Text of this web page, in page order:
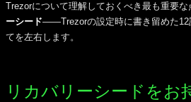
Trezorについて理解しておくべき最も重要な
ーシード――Trezorの設定時に書き留めた12
てを左右します。
リカバリーシードをお